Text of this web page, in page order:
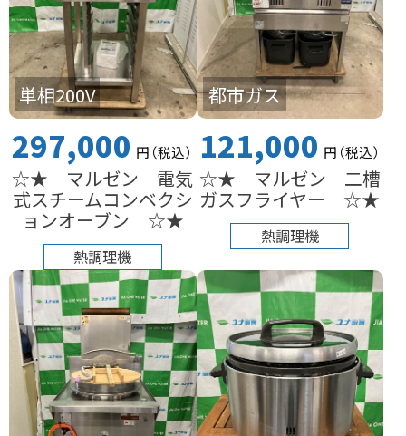
単相200V
297,000 円（税込）
☆★ マルゼン 電気
式スチームコンベクシ
ョンオーブン ☆★
熱調理機
都市ガス
121,000 円（税込）
☆★ マルゼン 二槽
ガスフライヤー ☆★
熱調理機